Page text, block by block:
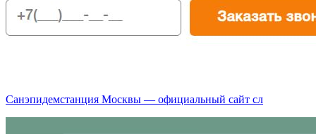
Санэпидемстанция Москвы — официальный сайт сл